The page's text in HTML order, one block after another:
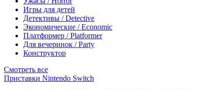
Игры для детей
Детективы / Detective
Экономические / Economic
Платформер / Platformer
Для вечеринок / Party
Конструктор
Смотреть все
Приставки Nintendo Switch